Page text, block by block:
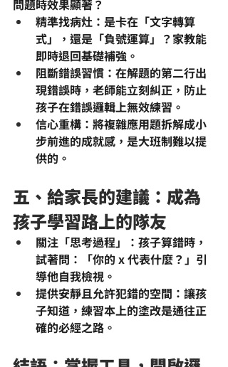
問題時效果顯著？
精準找病灶 ：是卡在「文字轉算
式」，還是「負號運算」？家教能
即時退回基礎補強。
阻斷錯誤習慣 ：在解題的第二行出
現錯誤時，老師能立刻糾正，防止
孩子在錯誤邏輯上無效練習。
信心重構 ：將複雜應用題拆解成小
步前進的成就感，是大班制難以提
供的。
五、給家長的建議：成為
孩子學習路上的隊友
關注「思考過程」
：孩子算錯時，
試著問：「你的 x 代表什麼？」引
導他自我檢視。
提供安靜且允許犯錯的空間 ：讓孩
子知道，練習本上的塗改是通往正
確的必經之路。